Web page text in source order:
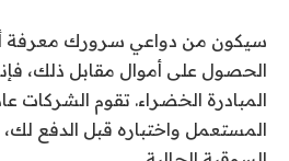
سيكون من دواعي سرورك معرفة
الحصول على أموال مقابل ذلك،
المبادرة الخضراء. تقوم الشركات
المستعمل واختباره قبل الدفع لك،